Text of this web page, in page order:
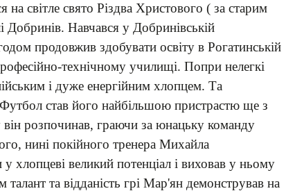
світле свято Різдва Христового ( за старим
Навчався у Добринівській
продовжив здобувати освіту в Рогатинській
технічному училищі. Попри нелегкі
і дуже енергійним хлопцем. Та
став його найбільшою пристрастю ще з
розпочинав, граючи за юнацьку команду
нині покійного тренера Михайла
хлопцеві великий потенціал і виховав у ньому
та відданість грі Мар'ян демонстрував на